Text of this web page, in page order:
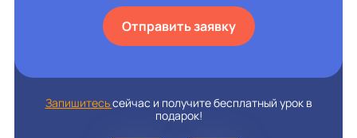
Отправить заявку
Запишитесьсейчас и получите бесплатный урок в
подарок!